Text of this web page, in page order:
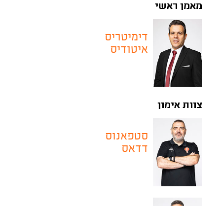
מאמן ראשי
דימיטריס
איטודיס
צוות אימון
סטפאנוס
דדאס